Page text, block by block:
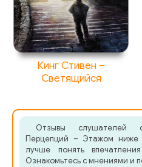
Кинг Стивен –
Светящийся
Отзывы слушателей
Перцепций – Этажом
лучше понять
Ознакомьтесь с мнениями и